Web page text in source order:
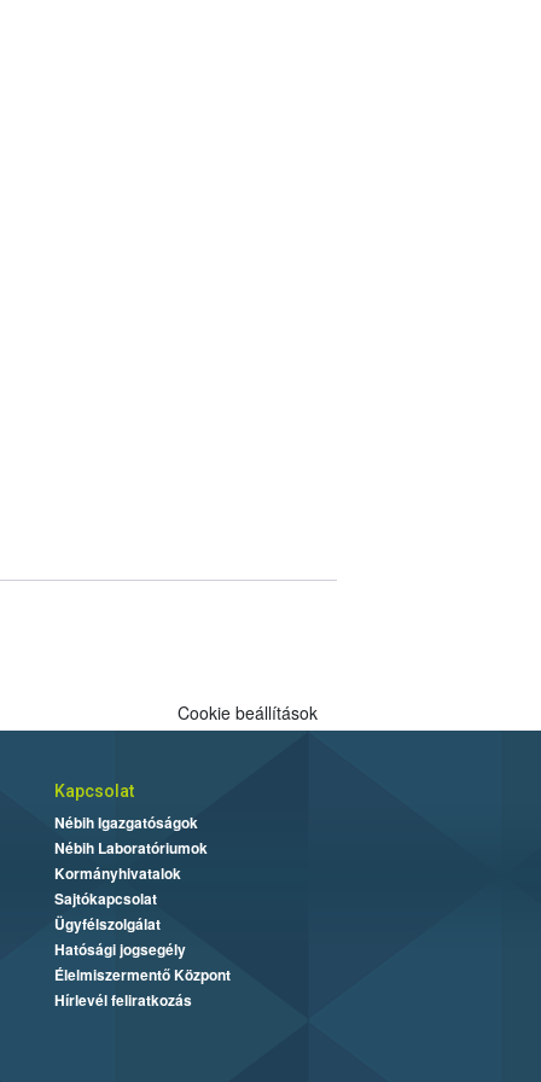
Cookie beállítások
Kapcsolat
Nébih Igazgatóságok
Nébih Laboratóriumok
Kormányhivatalok
Sajtókapcsolat
Ügyfélszolgálat
Hatósági jogsegély
Élelmiszermentő Központ
Hírlevél feliratkozás